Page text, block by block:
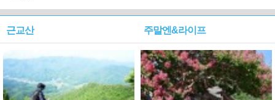
근교산 주말엔&라이프